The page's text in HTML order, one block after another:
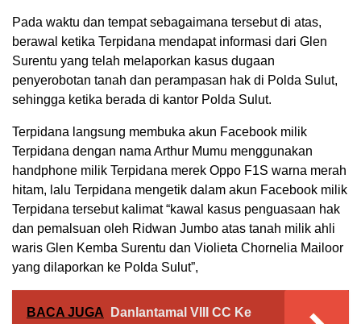
Pada waktu dan tempat sebagaimana tersebut di atas,
berawal ketika Terpidana mendapat informasi dari Glen
Surentu yang telah melaporkan kasus dugaan
penyerobotan tanah dan perampasan hak di Polda Sulut,
sehingga ketika berada di kantor Polda Sulut.
Terpidana langsung membuka akun Facebook milik
Terpidana dengan nama Arthur Mumu menggunakan
handphone milik Terpidana merek Oppo F1S warna merah
hitam, lalu Terpidana mengetik dalam akun Facebook milik
Terpidana tersebut kalimat “kawal kasus penguasaan hak
dan pemalsuan oleh Ridwan Jumbo atas tanah milik ahli
waris Glen Kemba Surentu dan Violieta Chornelia Mailoor
yang dilaporkan ke Polda Sulut”,
BACA JUGA
Danlantamal VIII CC Ke